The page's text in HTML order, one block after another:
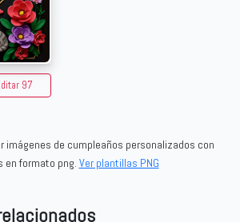
97
imágenes de cumpleaños personalizados con
en formato png. Ver plantillas PNG